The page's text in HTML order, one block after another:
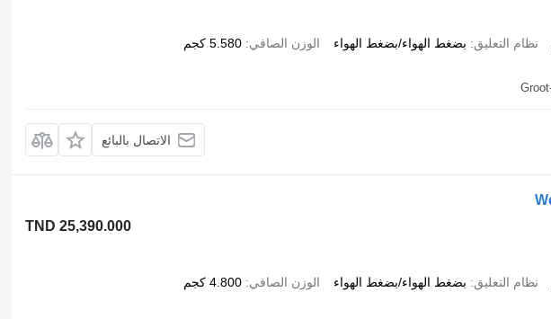
نظام التعليق بضغط الهواء/بضغط الهواء الوزن الصافي 5.580 كجم
الاتصال بالبائع
TND 25,390.000
نظام التعليق بضغط الهواء/بضغط الهواء الوزن الصافي 4.800 كجم